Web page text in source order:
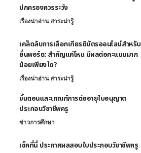
ปกครองควรระวัง
เรื่องน่าอ่าน สาระน่ารู้
เคล็ดลับการเลือกเกียรติบัตรออนไลน์สำหรับ
ยื่นพอร์ต: สำคัญแค่ไหน มีผลต่อคะแนนมาก
น้อยเพียงใด?
เรื่องน่าอ่าน สาระน่ารู้
ขั้นตอนและเกณฑ์การต่ออายุใบอนุญาต
ประกอบวิชาชีพครู
ข่าวการศึกษา
เช็คที่นี่ ประกาศผลสอบใบประกอบวิชาชีพครู